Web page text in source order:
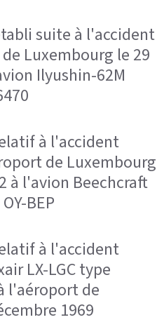
suite à l'accident
Luxembourg le 29
Ilyushin-62M
à l'accident
de Luxembourg
à l'avion Beechcraft
BEP
à l'accident
LX-LGC type
à l'aéroport de
1969